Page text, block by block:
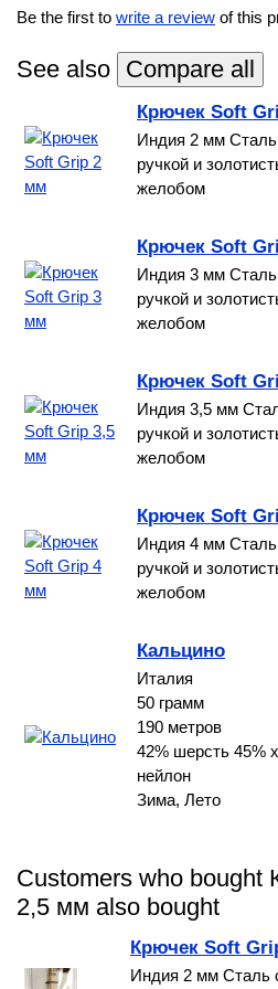
Be the first to write a review of this
See also
Крючек Soft
Индия 2 мм Сталь
ручкой и
желобом
Крючек Soft
Индия 3 мм Сталь
ручкой и
желобом
Крючек Soft
Индия 3,5 мм
ручкой и
желобом
Крючек Soft
Индия 4 мм Сталь
ручкой и
желобом
Кальцино
Италия
50 грамм
190 метров
42% шерсть 45%
нейлон
Зима, Лето
Customers who bought
2,5 мм also bought
Крючек Soft
Индия 2 мм Сталь